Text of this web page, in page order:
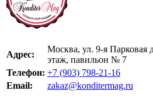
Адрес:
Москва, ул. 9-я
этаж, павильон № 7
Телефон: +7 (903) 798-21-16
Email:
zakaz@konditermag.ru